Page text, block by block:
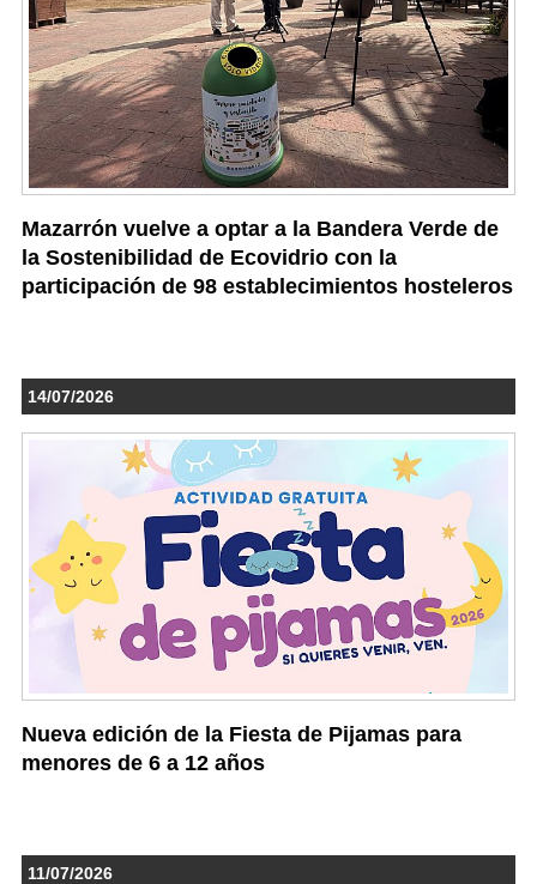
Mazarrón vuelve a optar a la Bandera Verde de
la Sostenibilidad de Ecovidrio con la
participación de 98 establecimientos hosteleros
14/07/2026
Nueva edición de la Fiesta de Pijamas para
menores de 6 a 12 años
11/07/2026